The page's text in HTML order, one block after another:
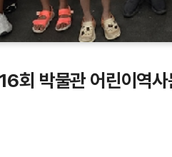
회 박물관 어린이역사